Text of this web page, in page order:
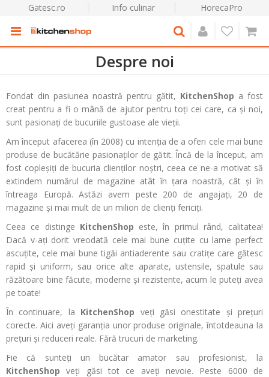
Gatesc.ro Info culinar HorecaPro
Despre noi
Fondat din pasiunea noastră pentru gătit, KitchenShop a fost
creat pentru a fi o mână de ajutor pentru toți cei care, ca și noi,
sunt pasionați de bucuriile gustoase ale vieții.
Am început afacerea (în 2008) cu intenția de a oferi cele mai bune
produse de bucătărie pasionaților de gătit. Încă de la început, am
fost copleșiți de bucuria clienților noștri, ceea ce ne-a motivat să
extindem numărul de magazine atât în țara noastră, cât și în
întreaga Europă. Astăzi avem peste 200 de angajați, 20 de
magazine și mai mult de un milion de clienți fericiți.
Ceea ce distinge KitchenShop este, în primul rând, calitatea!
Dacă v-ați dorit vreodată cele mai bune cuțite cu lame perfect
ascuțite, cele mai bune tigăi antiaderente sau cratițe care gătesc
rapid și uniform, sau orice alte aparate, ustensile, spatule sau
răzătoare bine făcute, moderne și rezistente, acum le puteți avea
pe toate!
În continuare, la KitchenShop veți găsi onestitate și prețuri
corecte. Aici aveți garanția unor produse originale, întotdeauna la
prețuri și reduceri reale. Fără trucuri de marketing.
Fie că sunteți un bucătar amator sau profesionist, la
KitchenShop veți găsi tot ce aveți nevoie. Peste 6000 de